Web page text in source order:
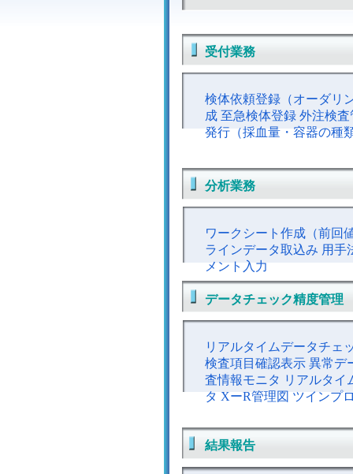
ワークシート作成（前回
ラインデータ取込み 用手
メント入力
結果報告
データチェック精度管理
受付業務
リアルタイムデータチェ
検査項目確認表示 異常デ
査情報モニタ リアルタイ
タ XーR管理図 ツインプ
分析業務
検体依頼登録（オーダリ
成 至急検体登録 外注検
発行（採血量・容器の種